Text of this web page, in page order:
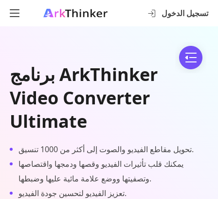
تسجيل الدخول
برنامج ArkThinker
Video Converter
Ultimate
تحويل مقاطع الفيديو والصوت إلى أكثر من 1000 تنسيق.
يمكنك قلب تأثيرات الفيديو وقصها ودمجها واقتصاصها
وتصفيتها ووضع علامة مائية عليها وضبطها.
تعزيز الفيديو لتحسين جودة الفيديو.